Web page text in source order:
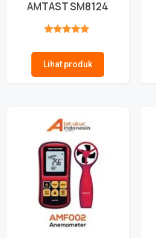
AMTAST SM8124
Lihat produk